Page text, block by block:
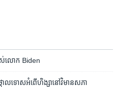
លោក Biden
លទោស​អំពើ​ហិង្សា​នៅ​វិមាន​សភា